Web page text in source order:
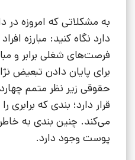
به مشکلاتی که امروزه در
دارد نگاه کنید: مبارزه
فرصت‌های شغلی برابر و
برای پایان دادن تبعیض
حقوقی زیر نظر متمم
قرار دارد؛ بندی که
می‌کند. چنین بندی به
پوست وجود دارد.